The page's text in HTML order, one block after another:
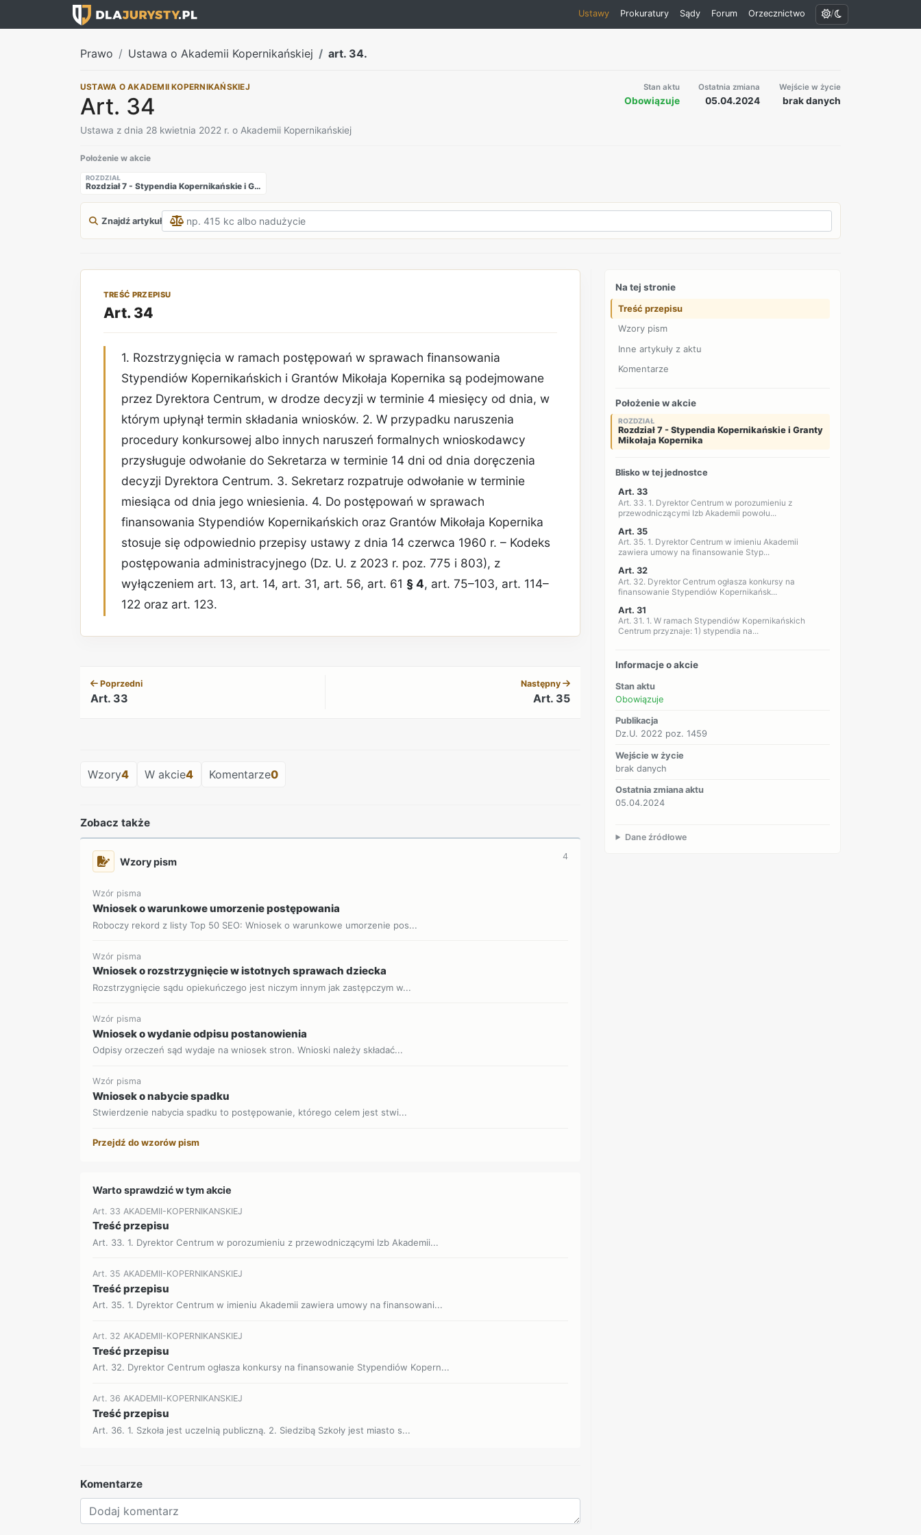
Ustawy Prokuratury Sądy Forum Orzecznictwo /
Prawo Ustawa o Akademii Kopernikańskiej art. 34.
USTAWA O AKADEMII KOPERNIKAŃSKIEJ
Art. 34
Ustawa z dnia 28 kwietnia 2022 r. o Akademii Kopernikańskiej
Stan aktu
Obowiązuje
Ostatnia zmiana
05.04.2024
Wejście w życie
brak danych
Położenie w akcie
ROZDZIAŁ
Rozdział 7 - Stypendia Kopernikańskie i Granty Mikołaja Kopernika
Znajdź artykuł
TREŚĆ PRZEPISU
Art. 34
1. Rozstrzygnięcia w ramach postępowań w sprawach finansowania
Stypendiów Kopernikańskich i Grantów Mikołaja Kopernika są podejmowane
przez Dyrektora Centrum, w drodze decyzji w terminie 4 miesięcy od dnia, w
którym upłynął termin składania wniosków. 2. W przypadku naruszenia
procedury konkursowej albo innych naruszeń formalnych wnioskodawcy
przysługuje odwołanie do Sekretarza w terminie 14 dni od dnia doręczenia
decyzji Dyrektora Centrum. 3. Sekretarz rozpatruje odwołanie w terminie
miesiąca od dnia jego wniesienia. 4. Do postępowań w sprawach
finansowania Stypendiów Kopernikańskich oraz Grantów Mikołaja Kopernika
stosuje się odpowiednio przepisy ustawy z dnia 14 czerwca 1960 r. – Kodeks
postępowania administracyjnego (Dz. U. z 2023 r. poz. 775 i 803), z
wyłączeniem art. 13, art. 14, art. 31, art. 56, art. 61 § 4, art. 75–103, art. 114–
122 oraz art. 123.
Poprzedni
Art. 33
Następny
Art. 35
Wzory4 W akcie4 Komentarze0
Zobacz także
Wzory pism 4
Wzór pisma
Wniosek o warunkowe umorzenie postępowania
Roboczy rekord z listy Top 50 SEO: Wniosek o warunkowe umorzenie pos...
Wzór pisma
Wniosek o rozstrzygnięcie w istotnych sprawach dziecka
Rozstrzygnięcie sądu opiekuńczego jest niczym innym jak zastępczym w...
Wzór pisma
Wniosek o wydanie odpisu postanowienia
Odpisy orzeczeń sąd wydaje na wniosek stron. Wnioski należy składać...
Wzór pisma
Wniosek o nabycie spadku
Stwierdzenie nabycia spadku to postępowanie, którego celem jest stwi...
Przejdź do wzorów pism
Warto sprawdzić w tym akcie
Art. 33 AKADEMII-KOPERNIKANSKIEJ
Treść przepisu
Art. 33. 1. Dyrektor Centrum w porozumieniu z przewodniczącymi Izb Akademii...
Art. 35 AKADEMII-KOPERNIKANSKIEJ
Treść przepisu
Art. 35. 1. Dyrektor Centrum w imieniu Akademii zawiera umowy na finansowani...
Art. 32 AKADEMII-KOPERNIKANSKIEJ
Treść przepisu
Art. 32. Dyrektor Centrum ogłasza konkursy na finansowanie Stypendiów Kopern...
Art. 36 AKADEMII-KOPERNIKANSKIEJ
Treść przepisu
Art. 36. 1. Szkoła jest uczelnią publiczną. 2. Siedzibą Szkoły jest miasto s...
Komentarze
Na tej stronie
Treść przepisu
Wzory pism
Inne artykuły z aktu
Komentarze
Położenie w akcie
ROZDZIAŁ
Rozdział 7 - Stypendia Kopernikańskie i Granty
Mikołaja Kopernika
Blisko w tej jednostce
Art. 33
Art. 33. 1. Dyrektor Centrum w porozumieniu z
przewodniczącymi Izb Akademii powołu...
Art. 35
Art. 35. 1. Dyrektor Centrum w imieniu Akademii
zawiera umowy na finansowanie Styp...
Art. 32
Art. 32. Dyrektor Centrum ogłasza konkursy na
finansowanie Stypendiów Kopernikańsk...
Art. 31
Art. 31. 1. W ramach Stypendiów Kopernikańskich
Centrum przyznaje: 1) stypendia na...
Informacje o akcie
Stan aktu
Obowiązuje
Publikacja
Dz.U. 2022 poz. 1459
Wejście w życie
brak danych
Ostatnia zmiana aktu
05.04.2024
Dane źródłowe